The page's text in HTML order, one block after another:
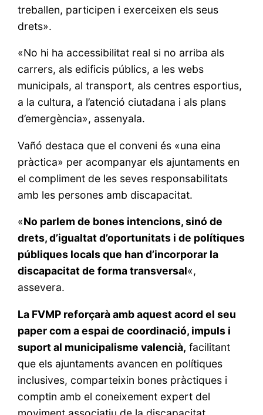
treballen, participen i exerceixen els seus
drets».
«No hi ha accessibilitat real si no arriba als
carrers, als edificis públics, a les webs
municipals, al transport, als centres esportius,
a la cultura, a l’atenció ciutadana i als plans
d’emergència», assenyala.
Vañó destaca que el conveni és «una eina
pràctica» per acompanyar els ajuntaments en
el compliment de les seves responsabilitats
amb les persones amb discapacitat.
«No parlem de bones intencions, sinó de
drets, d’igualtat d’oportunitats i de polítiques
públiques locals que han d’incorporar la
discapacitat de forma transversal«,
assevera.
La FVMP reforçarà amb aquest acord el seu
paper com a espai de coordinació, impuls i
suport al municipalisme valencià, facilitant
que els ajuntaments avancen en polítiques
inclusives, comparteixin bones pràctiques i
comptin amb el coneixement expert del